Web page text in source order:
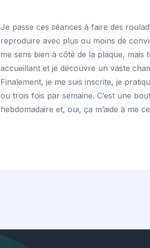
Je passe ces séances à faire des
reproduire avec plus ou moins de
me sens bien à côté de la plaque, mais
accueillant et je découvre un vaste
Finalement, je me suis inscrite, je
ou trois fois par semaine. C’est une
hebdomadaire et, oui, ça m’aide à me